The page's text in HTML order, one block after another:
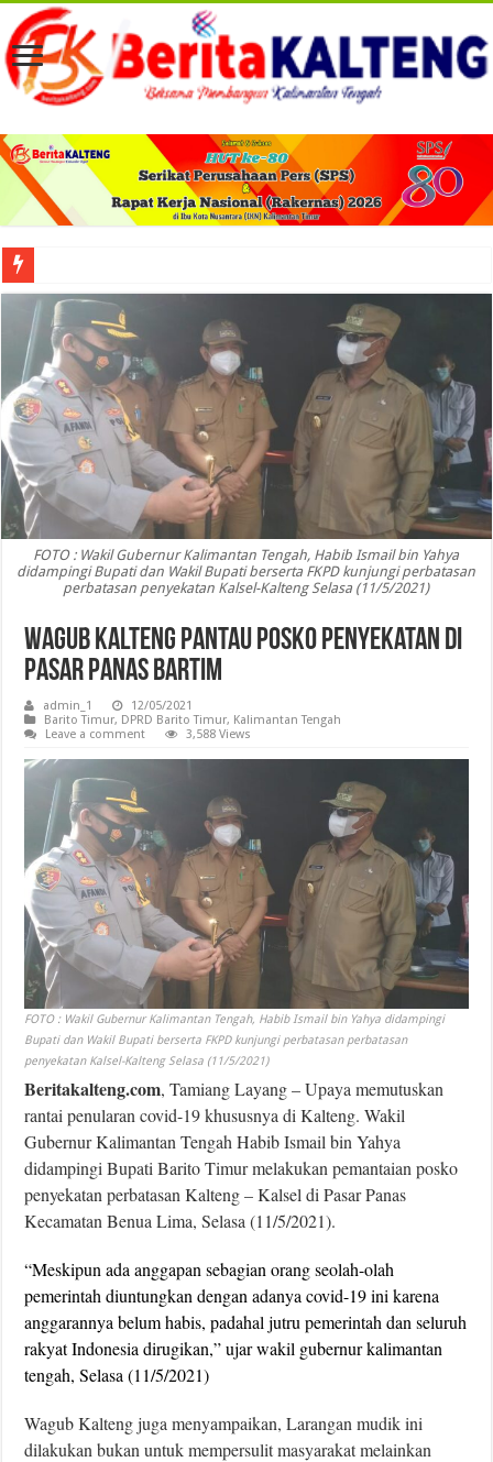
Viral! Selama Dua Bulan Lebih Siltap Serta Tunjangan Pemdes dan BPD di
FOTO : Wakil Gubernur Kalimantan Tengah, Habib Ismail bin Yahya
didampingi Bupati dan Wakil Bupati berserta FKPD kunjungi perbatasan
perbatasan penyekatan Kalsel-Kalteng Selasa (11/5/2021)
Wagub Kalteng Pantau Posko Penyekatan di
Pasar Panas Bartim
admin_1
12/05/2021
Barito Timur, DPRD Barito Timur, Kalimantan Tengah
Leave a comment
3,588 Views
FOTO : Wakil Gubernur Kalimantan Tengah, Habib Ismail bin Yahya didampingi
Bupati dan Wakil Bupati berserta FKPD kunjungi perbatasan perbatasan
penyekatan Kalsel-Kalteng Selasa (11/5/2021)
Beritakalteng.com, Tamiang Layang – Upaya memutuskan
rantai penularan covid-19 khususnya di Kalteng.Wakil
Gubernur Kalimantan Tengah Habib Ismail bin Yahya
didampingi Bupati Barito Timur melakukan pemantaian posko
penyekatan perbatasan Kalteng – Kalsel di Pasar Panas
Kecamatan Benua Lima, Selasa (11/5/2021).
“Meskipun ada anggapan sebagian orang seolah-olah
pemerintah diuntungkan dengan adanya covid-19 ini karena
anggarannya belum habis, padahal jutru pemerintah dan seluruh
rakyat Indonesia dirugikan,” ujar wakil gubernur kalimantan
tengah, Selasa (11/5/2021)
Wagub Kalteng juga menyampaikan, Larangan mudik ini
dilakukan bukan untuk mempersulit masyarakat melainkan